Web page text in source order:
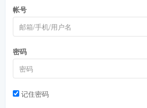
帐号
密码
记住密码